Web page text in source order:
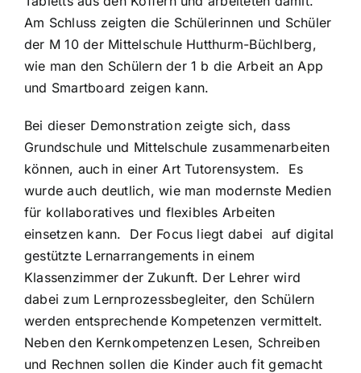
Am Schluss zeigten die Schülerinnen und Schüler
der M 10 der Mittelschule Hutthurm-Büchlberg,
wie man den Schülern der 1 b die Arbeit an App
und Smartboard zeigen kann.
Bei dieser Demonstration zeigte sich, dass
Grundschule und Mittelschule zusammenarbeiten
können, auch in einer Art Tutorensystem. Es
wurde auch deutlich, wie man modernste Medien
für kollaboratives und flexibles Arbeiten
einsetzen kann. Der Focus liegt dabei auf digital
gestützte Lernarrangements in einem
Klassenzimmer der Zukunft. Der Lehrer wird
dabei zum Lernprozessbegleiter, den Schülern
werden entsprechende Kompetenzen vermittelt.
Neben den Kernkompetenzen Lesen, Schreiben
und Rechnen sollen die Kinder auch fit gemacht